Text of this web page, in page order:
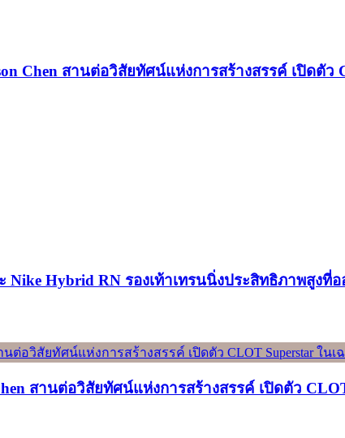
Chen สานต่อวิสัยทัศน์แห่งการสร้างสรรค์ เปิดตัว
Nike Hybrid RN รองเท้าเทรนนิ่งประสิทธิภาพสู
สานต่อวิสัยทัศน์แห่งการสร้างสรรค์ เปิดตัว